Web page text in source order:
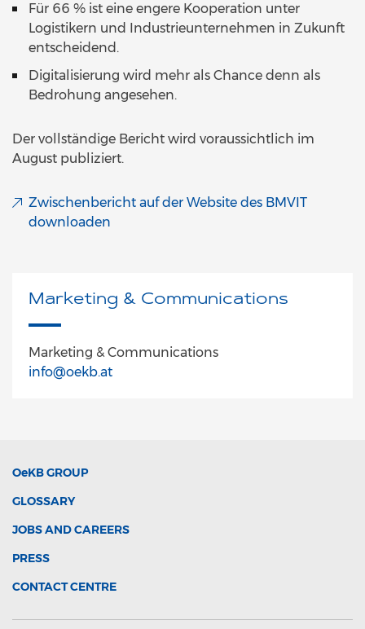
Für 66 % ist eine engere Kooperation unter
Logistikern und Industrieunternehmen in Zukunft
entscheidend.
Digitalisierung wird mehr als Chance denn als
Bedrohung angesehen.
Der vollständige Bericht wird voraussichtlich im
August publiziert.
Zwischenbericht auf der Website des BMVIT
downloaden
Marketing & Communications
Marketing & Communications
info@oekb.at
OeKBGROUP
GLOSSARY
JOBS AND CAREERS
PRESS
CONTACT CENTRE